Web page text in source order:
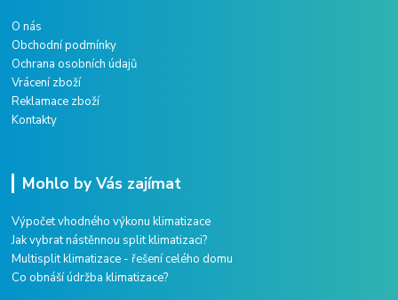
O nás
Obchodní podmínky
Ochrana osobních údajů
Vrácení zboží
Reklamace zboží
Kontakty
Mohlo by Vás zajímat
Výpočet vhodného výkonu klimatizace
Jak vybrat nástěnnou split klimatizaci?
Multisplit klimatizace - řešení celého domu
Co obnáší údržba klimatizace?